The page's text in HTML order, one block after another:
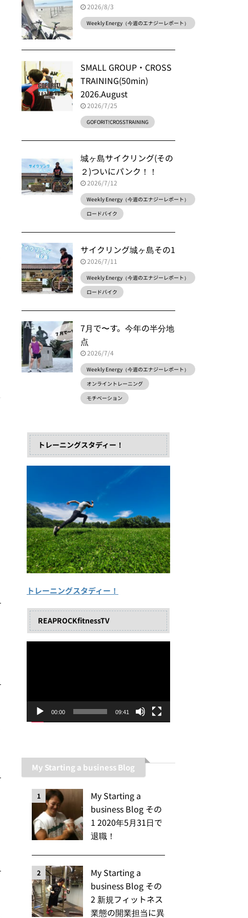
2026/8/3
Weekly Energy（今週のエナジーレポート）
SMALL GROUP・CROSS
TRAINING(50min)
2026.August
2026/7/25
GOFORIT!CROSSTRAINING
城ヶ島サイクリング(その
２)ついにパンク！！
2026/7/12
Weekly Energy（今週のエナジーレポート）
ロードバイク
サイクリング城ヶ島その1
2026/7/11
Weekly Energy（今週のエナジーレポート）
ロードバイク
7月で〜す。今年の半分地
点
2026/7/4
Weekly Energy（今週のエナジーレポート）
オンライントレーニング
モチベーション
トレーニングスタディー！
トレーニングスタディー！
REAPROCKfitnessTV
ー
00:00 09:41
My Starting a business Blog
1
My Starting a
business Blog その
1 2020年5月31日で
退職！
2
My Starting a
business Blog その
2 新規フィットネス
業態の開業担当に異